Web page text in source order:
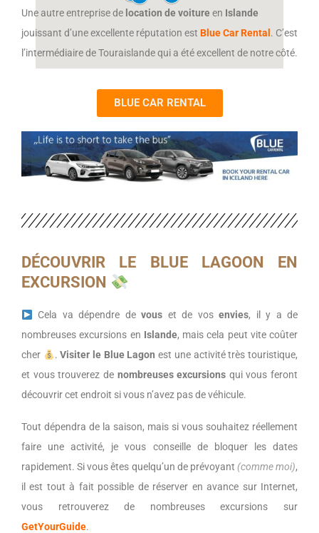
Une autre entreprise de location de voiture en Islande
jouissant d’une excellente réputation est Blue Car Rental . C’est
l’intermédiaire de Touraislande qui a été excellent de notre côté.
BLUE CAR RENTAL
DÉCOUVRIR LE BLUE LAGOON EN
EXCURSION
Cela va dépendre devous et de vosenvies, il y a de
nombreuses excursions en Islande, mais cela peut vite coûter
cher
. Visiter le Blue Lagonest une activité très touristique,
et vous trouverez de nombreuses excursions qui vous feront
découvrir cet endroit si vous n’avez pas de véhicule.
Tout dépendra de la saison, mais si vous souhaitez réellement
faire une activité, je vous conseille de bloquer les dates
rapidement. Si vous êtes quelqu’un de prévoyant (comme moi),
il est tout à fait possible de réserver en avance sur Internet,
vous retrouverez de nombreuses excursions sur
GetYourGuide.